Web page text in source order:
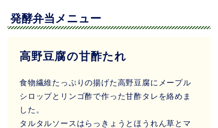
発酵弁当メニュー
高野豆腐の甘酢たれ
食物繊維たっぷりの揚げた高野豆腐にメープル
シロップとリンゴ酢で作った甘酢タレを絡めま
した。
タルタルソースはらっきょうとほうれん草とマ